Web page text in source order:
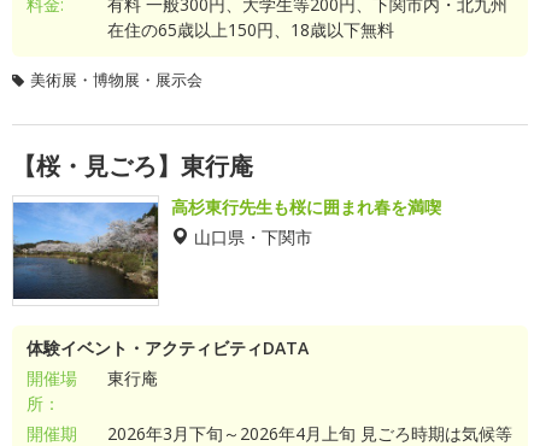
在住の65歳以上150円、18歳以下無料
美術展・博物展・展示会
【桜・見ごろ】東行庵
高杉東行先生も桜に囲まれ春を満喫
山口県・下関市
体験イベント・アクティビティDATA
開催場
所：
東行庵
開催期
2026年3月下旬～2026年4月上旬 見ごろ時期は気候等